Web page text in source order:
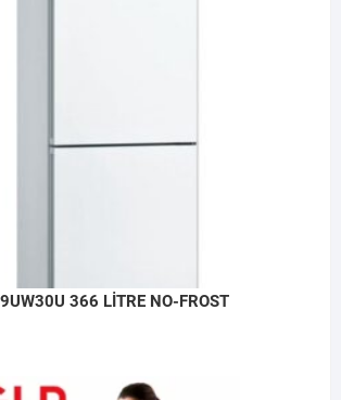
366 LİTRE NO-FROST